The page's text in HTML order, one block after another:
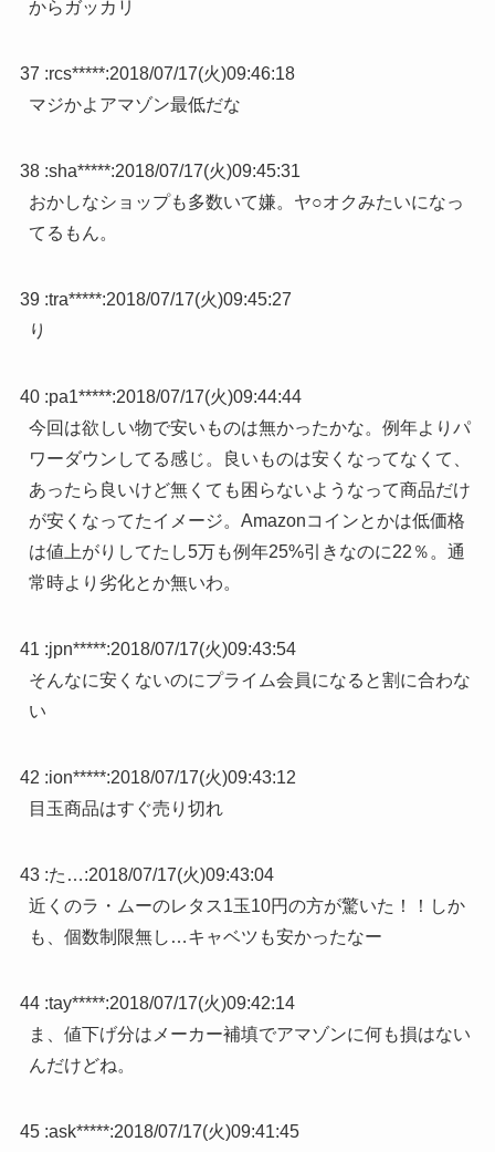
からガッカリ
37 :rcs*****:2018/07/17(火)09:46:18
マジかよアマゾン最低だな
38 :sha*****:2018/07/17(火)09:45:31
おかしなショップも多数いて嫌。ヤ○オクみたいになっ
てるもん。
39 :tra*****:2018/07/17(火)09:45:27
り
40 :pa1*****:2018/07/17(火)09:44:44
今回は欲しい物で安いものは無かったかな。例年よりパ
ワーダウンしてる感じ。良いものは安くなってなくて、
あったら良いけど無くても困らないようなって商品だけ
が安くなってたイメージ。Amazonコインとかは低価格
は値上がりしてたし5万も例年25%引きなのに22％。通
常時より劣化とか無いわ。
41 :jpn*****:2018/07/17(火)09:43:54
そんなに安くないのにプライム会員になると割に合わな
い
42 :ion*****:2018/07/17(火)09:43:12
目玉商品はすぐ売り切れ
43 :た…:2018/07/17(火)09:43:04
近くのラ・ムーのレタス1玉10円の方が驚いた！！しか
も、個数制限無し…キャベツも安かったなー
44 :tay*****:2018/07/17(火)09:42:14
ま、値下げ分はメーカー補填でアマゾンに何も損はない
んだけどね。
45 :ask*****:2018/07/17(火)09:41:45